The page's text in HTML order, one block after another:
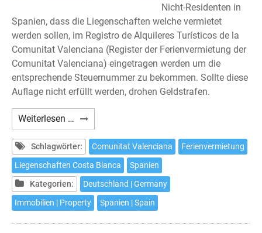
Nicht-Residenten in
Spanien, dass die Liegenschaften welche vermietet
werden sollen, im Registro de Alquileres Turísticos de la
Comunitat Valenciana (Register der Ferienvermietung der
Comunitat Valenciana) eingetragen werden um die
entsprechende Steuernummer zu bekommen. Sollte diese
Auflage nicht erfüllt werden, drohen Geldstrafen.
Weiterlesen … Haben
Sie
Interesse
daran
Ihre
oder
eine
Schlagwörter: Comunitat Valenciana
Ferienvermietung
Liegenschaften Costa Blanca
Spanien
Kategorien:
Deutschland | Germany
Immobilien | Property
Spanien | Spain